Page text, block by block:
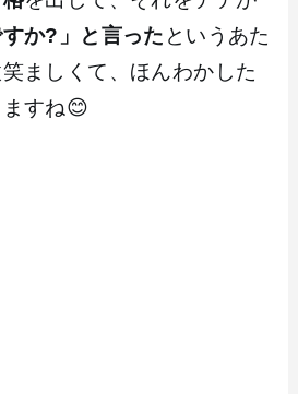
すか?」と言った というあた
ましくて、ほんわかした
すね😊